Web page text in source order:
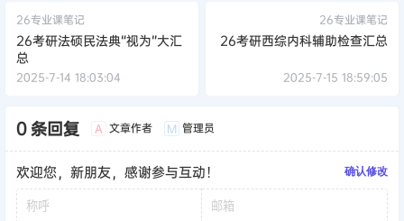
26专业课笔记
26考研法硕民法典“视为”大汇
总
2025-7-14 18:03:04
26专业课笔记
26考研西综内科辅助检查汇总
2025-7-15 18:59:05
0 条回复 A 文章作者 M 管理员
欢迎您，新朋友，感谢参与互动！ 确认修改